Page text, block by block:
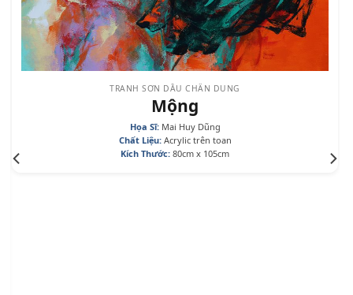
TRANH SƠN DẦU CHÂN DUNG
Mộng
Họa Sĩ:Mai Huy Dũng
Chất Liệu:Acrylic trên toan
Kích Thước: 80cm x 105cm